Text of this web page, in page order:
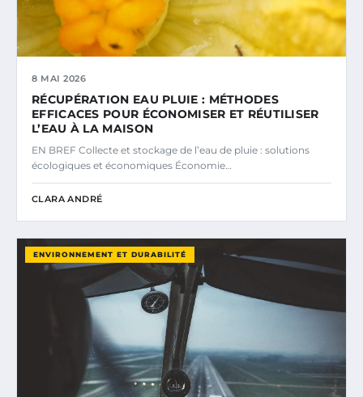
8 MAI 2026
RÉCUPÉRATION EAU PLUIE : MÉTHODES
EFFICACES POUR ÉCONOMISER ET RÉUTILISER
L’EAU À LA MAISON
EN BREF Collecte et stockage de l’eau de pluie : solutions
écologiques et économiques Économie…
CLARA ANDRÉ
ENVIRONNEMENT ET DURABILITÉ